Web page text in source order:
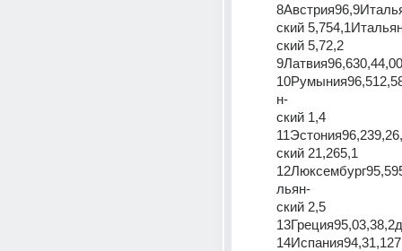
ский
ский 5,72,2
н-
ский 1,4
ский 21,265,1
льян-
ский 2,5